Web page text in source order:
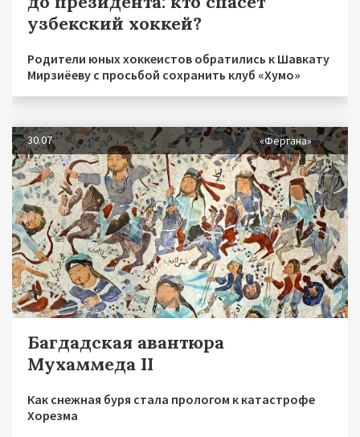
узбекский хоккей?
Родители юных хоккеистов обратились к Шавкату
Мирзиёеву с просьбой сохранить клуб «Хумо»
30.07 «Фергана»
Багдадская авантюра
Мухаммеда II
Как снежная буря стала прологом к катастрофе
Хорезма